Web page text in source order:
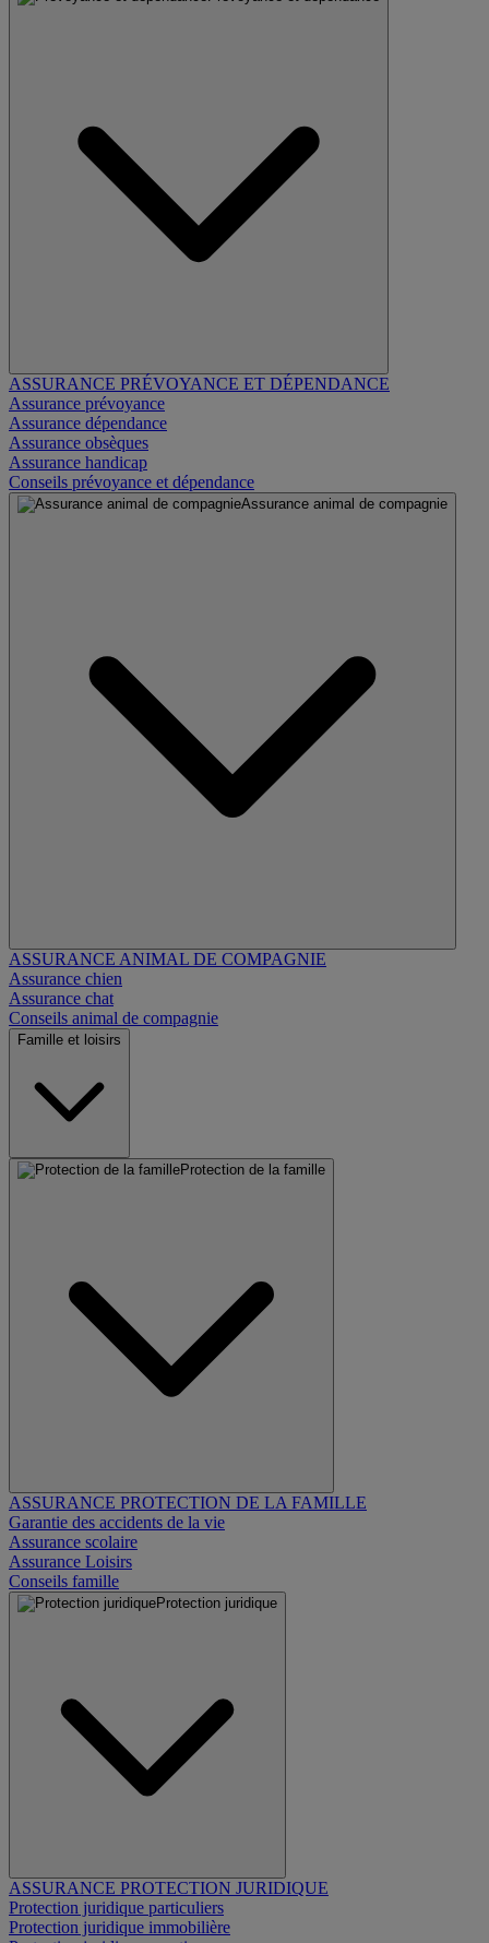
ASSURANCE PRÉVOYANCE ET DÉPENDANCE
Assurance prévoyance
Assurance dépendance
Assurance obsèques
Assurance handicap
Conseils prévoyance et dépendance
Assurance animal de compagnie
ASSURANCE ANIMAL DE COMPAGNIE
Assurance chien
Assurance chat
Conseils animal de compagnie
Famille et loisirs
Protection de la famille
ASSURANCE PROTECTION DE LA FAMILLE
Garantie des accidents de la vie
Assurance scolaire
Assurance Loisirs
Conseils famille
Protection juridique
ASSURANCE PROTECTION JURIDIQUE
Protection juridique particuliers
Protection juridique immobilière